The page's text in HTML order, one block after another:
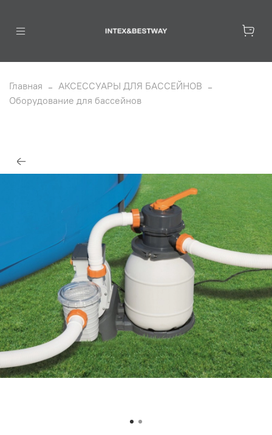
Главная
АКСЕССУАРЫ ДЛЯ БАССЕЙНОВ
Оборудование для бассейнов